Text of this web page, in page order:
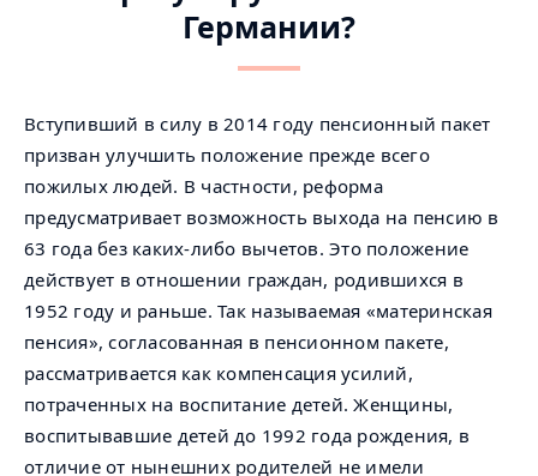
Германии?
Вступивший в силу в 2014 году пенсионный пакет
призван улучшить положение прежде всего
пожилых людей. В частности, реформа
предусматривает возможность выхода на пенсию в
63 года без каких-либо вычетов. Это положение
действует в отношении граждан, родившихся в
1952 году и раньше. Так называемая «материнская
пенсия», согласованная в пенсионном пакете,
рассматривается как компенсация усилий,
потраченных на воспитание детей. Женщины,
воспитывавшие детей до 1992 года рождения, в
отличие от нынешних родителей не имели